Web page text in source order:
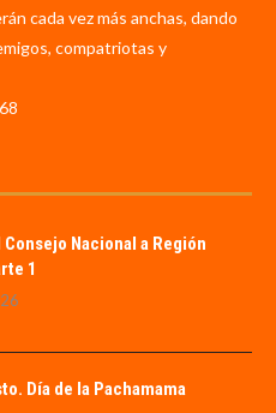
cada vez más anchas, dando
compatriotas y
Nacional a Región
1
Día de la Pachamama